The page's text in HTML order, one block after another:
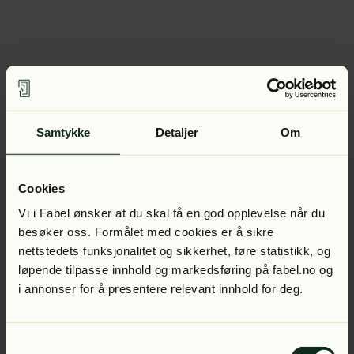
Samtykke Detaljer Om
Cookies
Vi i Fabel ønsker at du skal få en god opplevelse når du
besøker oss. Formålet med cookies er å sikre
nettstedets funksjonalitet og sikkerhet, føre statistikk, og
løpende tilpasse innhold og markedsføring på fabel.no og
i annonser for å presentere relevant innhold for deg.